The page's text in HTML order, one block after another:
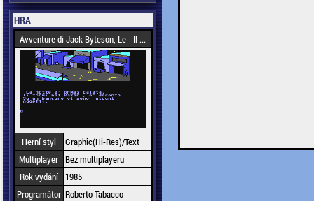
HRA
Avventure di Jack Byteson, Le - Il ...
Herní styl
Graphic(Hi-Res)/Text
Multiplayer Bez multiplayeru
Rok vydání
1985
Programátor Roberto Tabacco